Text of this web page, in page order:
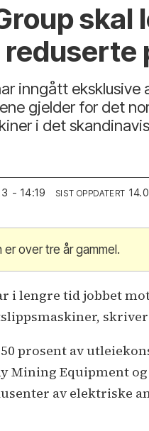
skal
inngått
gjelder for det
i det
- 14:19 SIST OPPDATERT
er over tre år gammel.
i lengre tid jobbet
50 prosent av
Mining Equipment
av elektriske